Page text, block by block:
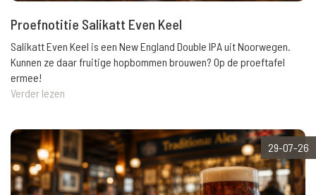
Proefnotitie Salikatt Even Keel
Salikatt Even Keel is een New England Double IPA uit Noorwegen.
Kunnen ze daar fruitige hopbommen brouwen? Op de proeftafel
ermee!
Verder lezen
29-07-26